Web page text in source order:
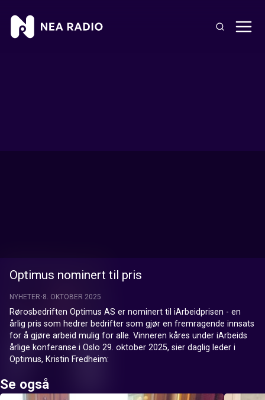
Optimus nominert til pris
NYHETER 8. OKTOBER 2025
Rørosbedriften Optimus AS er nominert til iArbeidprisen - en
årlig pris som hedrer bedrifter som gjør en fremragende innsats
for å gjøre arbeid mulig for alle. Vinneren kåres under iArbeids
årlige konferanse i Oslo 29. oktober 2025, sier daglig leder i
Optimus, Kristin Fredheim:
Se også